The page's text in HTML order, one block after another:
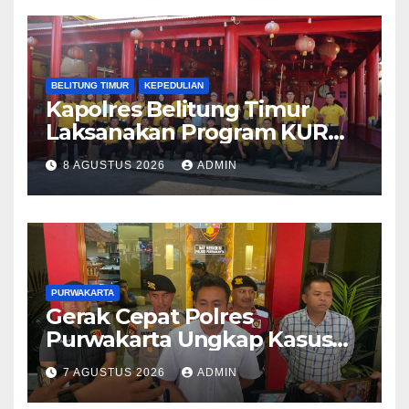
BELITUNG TIMUR KEPEDULIAN
Kapolres Belitung Timur
Laksanakan Program KURMA
di Kelenteng Dharma Suci
Manggar, Wujud Kepedulian
Polri terhadap Kebersihan
Rumah Ibadah
8 AGUSTUS 2026 ADMIN
PURWAKARTA
Gerak Cepat Polres
Purwakarta Ungkap Kasus
Dugaan Pembunuhan di
Cikopo, Terduga Pelaku
7 AGUSTUS 2026 ADMIN